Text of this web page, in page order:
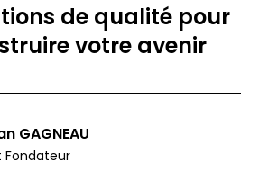
de qualité pour
votre avenir
GAGNEAU
Fondateur